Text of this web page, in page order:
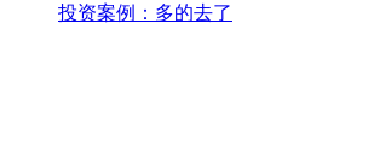
投资案例：多的去了